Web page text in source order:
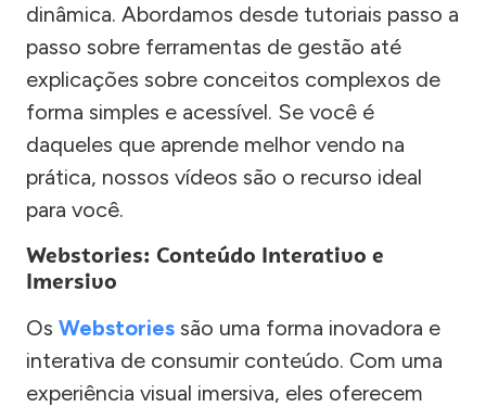
dinâmica. Abordamos desde tutoriais passo a
passo sobre ferramentas de gestão até
explicações sobre conceitos complexos de
forma simples e acessível. Se você é
daqueles que aprende melhor vendo na
prática, nossos vídeos são o recurso ideal
para você.
Webstories: Conteúdo Interativo e
Imersivo
Os Webstories são uma forma inovadora e
interativa de consumir conteúdo. Com uma
experiência visual imersiva, eles oferecem